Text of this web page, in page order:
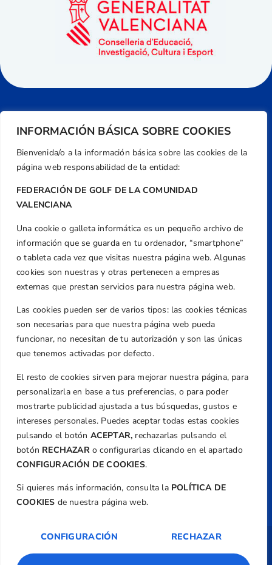
INFORMACIÓN BÁSICA SOBRE COOKIES
Bienvenida/o a la información básica sobre las cookies de la
página web responsabilidad de la entidad:
FEDERACIÓN DE GOLF DE LA COMUNIDAD
VALENCIANA
Una cookie o galleta informática es un pequeño archivo de
información que se guarda en tu ordenador, “smartphone”
o tableta cada vez que visitas nuestra página web. Algunas
cookies son nuestras y otras pertenecen a empresas
externas que prestan servicios para nuestra página web.
Las cookies pueden ser de varios tipos: las cookies técnicas
son necesarias para que nuestra página web pueda
funcionar, no necesitan de tu autorización y son las únicas
que tenemos activadas por defecto.
El resto de cookies sirven para mejorar nuestra página, para
personalizarla en base a tus preferencias, o para poder
mostrarte publicidad ajustada a tus búsquedas, gustos e
intereses personales. Puedes aceptar todas estas cookies
pulsando el botón ACEPTAR, rechazarlas pulsando el
botón RECHAZARo configurarlas clicando en el apartado
CONFIGURACIÓN DE COOKIES.
Si quieres más información, consulta la POLÍTICA DE
COOKIES de nuestra página web.
CONFIGURACIÓN RECHAZAR
Dirección
Centre de L´Esport, Carrer d'Isaac Peral i
Caballero, Nº 5, Despachos 2 y 3, 46980,
Valencia
Teléfono
+34 961 367 799
Email
federacion@golfcv.com
Aviso Legal
Política de Privacidad
Transparencia
Normativa
Federación
TecnoQuatre